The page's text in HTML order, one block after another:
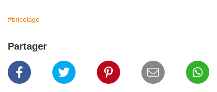
#bricolage
Partager